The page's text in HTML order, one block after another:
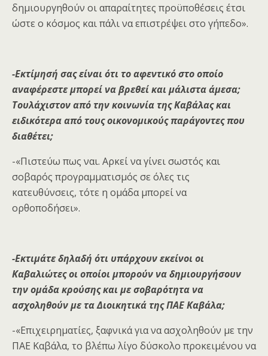
δημιουργηθούν οι απαραίτητες προϋποθέσεις έτσι
ώστε ο κόσμος και πάλι να επιστρέψει στο γήπεδο».
-Εκτίμησή σας είναι ότι το αφεντικό στο οποίο
αναφέρεστε μπορεί να βρεθεί και μάλιστα άμεσα;
Τουλάχιστον από την κοινωνία της Καβάλας και
ειδικότερα από τους οικονομικούς παράγοντες που
διαθέτει;
-«Πιστεύω πως ναι. Αρκεί να γίνει σωστός και
σοβαρός προγραμματισμός σε όλες τις
κατευθύνσεις, τότε η ομάδα μπορεί να
ορθοποδήσει».
-Εκτιμάτε δηλαδή ότι υπάρχουν εκείνοι οι
Καβαλιώτες οι οποίοι μπορούν να δημιουργήσουν
την ομάδα κρούσης και με σοβαρότητα να
ασχοληθούν με τα Διοικητικά της ΠΑΕ Καβάλα;
-«Επιχειρηματίες, ξαφνικά για να ασχοληθούν με την
ΠΑΕ Καβάλα, το βλέπω λίγο δύσκολο προκειμένου να